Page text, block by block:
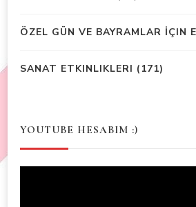
ÖZEL GÜN VE BAYRAMLAR İÇIN
SANAT ETKINLIKLERI (171)
YOUTUBE HESABIM :)